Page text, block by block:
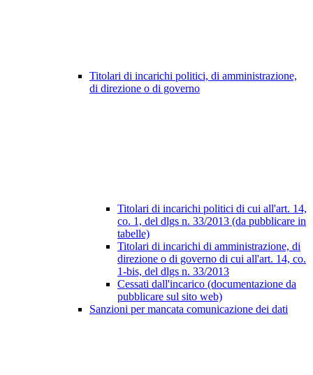
Titolari di incarichi politici, di amministrazione,
di direzione o di governo
Titolari di incarichi politici di cui all'art. 14,
co. 1, del dlgs n. 33/2013 (da pubblicare in
tabelle)
Titolari di incarichi di amministrazione, di
direzione o di governo di cui all'art. 14, co.
1-bis, del dlgs n. 33/2013
Cessati dall'incarico (documentazione da
pubblicare sul sito web)
Sanzioni per mancata comunicazione dei dati